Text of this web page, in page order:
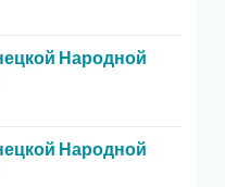
Народной
Народной